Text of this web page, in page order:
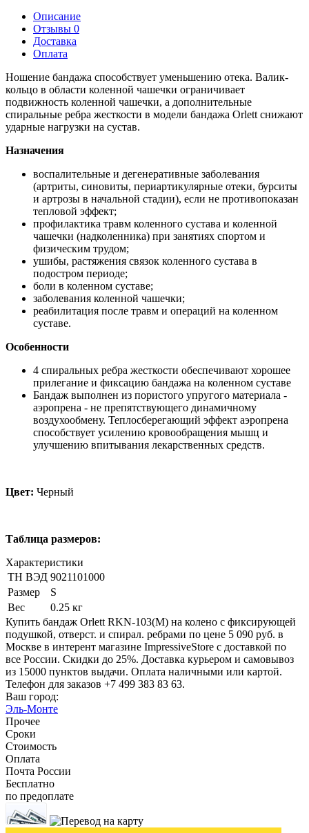
Описание
Отзывы 0
Доставка
Оплата
Ношение бандажа способствует уменьшению отека. Валик-
кольцо в области коленной чашечки ограничивает
подвижность коленной чашечки, а дополнительные
спиральные ребра жесткости в модели бандажа Orlett снижают
ударные нагрузки на сустав.
Назначения
воспалительные и дегенеративные заболевания
(артриты, синовиты, периартикулярные отеки, бурситы
и артрозы в начальной стадии), если не противопоказан
тепловой эффект;
профилактика травм коленного сустава и коленной
чашечки (надколенника) при занятиях спортом и
физическим трудом;
ушибы, растяжения связок коленного сустава в
подостром периоде;
боли в коленном суставе;
заболевания коленной чашечки;
реабилитация после травм и операций на коленном
суставе.
Особенности
4 спиральных ребра жесткости обеспечивают хорошее
прилегание и фиксацию бандажа на коленном суставе
Бандаж выполнен из пористого упругого материала -
аэропрена - не препятствующего динамичному
воздухообмену. Теплосберегающий эффект аэропрена
способствует усилению кровообращения мышц и
улучшению впитывания лекарственных средств.
Цвет: Черный
Таблица размеров:
Характеристики
ТН ВЭД 9021101000
Размер
S
Вес
0.25 кг
Купить бандаж Orlett RKN-103(M) на колено с фиксирующей
подушкой, отверст. и спирал. ребрами по цене 5 090 руб. в
Москве в интерент магазине ImpressiveStore с доставкой по
все России. Скидки до 25%. Доставка курьером и самовывоз
из 15000 пунктов выдачи. Оплата наличными или картой.
Телефон для заказов +7 499 383 83 63.
Ваш город:
Эль-Монте
Прочее
Сроки
Стоимость
Оплата
Почта России
Бесплатно
по предоплате